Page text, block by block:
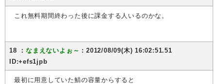
これ無料期間終わった後に課金する人いるのかな。
18 ：なまえないよぉ～ ：2012/08/09(木) 16:02:51.51
ID:+efs1jpb
最初に用意していた鯖の容量からすると